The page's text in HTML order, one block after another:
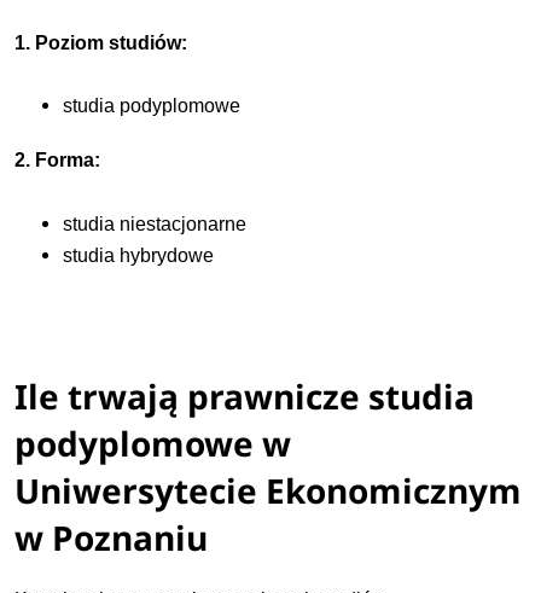
1. Poziom studiów:
studia podyplomowe
2. Forma:
studia niestacjonarne
studia hybrydowe
Ile trwają prawnicze studia
podyplomowe w
Uniwersytecie Ekonomicznym
w Poznaniu